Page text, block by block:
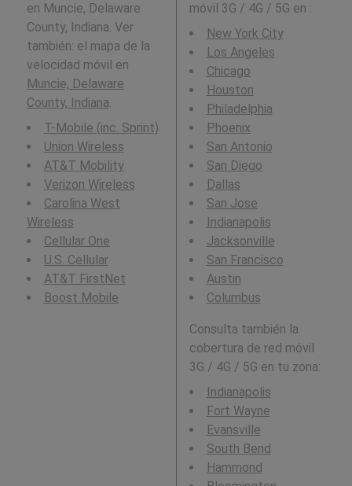
en Muncie, Delaware
County, Indiana. Ver
también: el mapa de la
velocidad móvil en
Muncie, Delaware
County, Indiana.
T-Mobile (inc. Sprint)
Union Wireless
AT&T Mobility
Verizon Wireless
Carolina West
Wireless
Cellular One
U.S. Cellular
AT&T FirstNet
Boost Mobile
móvil 3G / 4G / 5G en :
New York City
Los Angeles
Chicago
Houston
Philadelphia
Phoenix
San Antonio
San Diego
Dallas
San Jose
Indianapolis
Jacksonville
San Francisco
Austin
Columbus
Consulta también la
cobertura de red móvil
3G / 4G / 5G en tu zona:
Indianapolis
Fort Wayne
Evansville
South Bend
Hammond